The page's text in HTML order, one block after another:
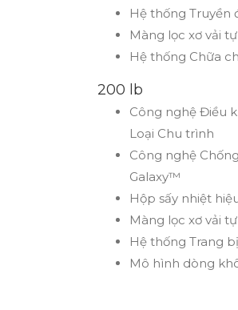
Hệ thống Truyền
Màng lọc xơ vải
Hệ thống Chữa
200 lb
Công nghệ Điều
Loại Chu trình
Công nghệ
Galaxy™
Hộp sấy nhiệt
Màng lọc xơ vải
Hệ thống Trang
Mô hình dòng